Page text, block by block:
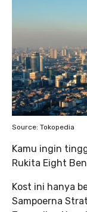
Source: Tokopedia
Kamu ingin
Rukita Eight
Kost ini hanya
Sampoerna